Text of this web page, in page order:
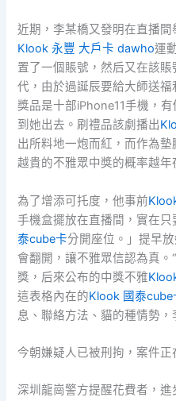
近期，李某橋又發明在直播間
Klook 永豐 大戶卡 dawho運
置了一個賬號，然后又在該
代，由於過誕辰要給大師送福
獎品是十部iPhone11手機，
到她出去。刷禮品該劇播出
出所料地一炮而紅，而作為墊
越貴的不雅眾中獎的概率越年
為了增添可托度，他事前
手機盒擺放在直播間，實在
泰cube卡分開座位。」提早
會翻開，讓不雅眾信認為真
獎，后來公布的中獎不雅
這表格內在的Klook 國泰cube
息、聯絡方法、貓的種情勢，
今朝嫌疑人已被刑拘，案件正
深圳龍崗警方提醒花費者，進